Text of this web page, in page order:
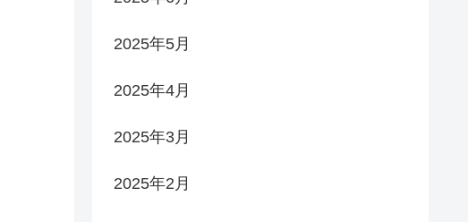
2025年5月
2025年4月
2025年3月
2025年2月